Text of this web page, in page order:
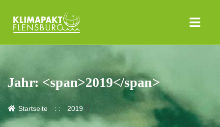
Jahr: <span>2019</span>
Startseite 2019()